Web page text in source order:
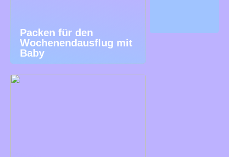
Packen für den
Wochenendausflug mit
Baby